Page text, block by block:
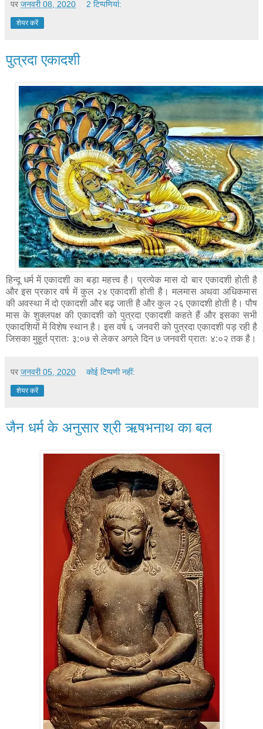
पर जनवरी 08, 2020 2 टिप्‍पणियां:
शेयर करें
पुत्रदा एकादशी
हिन्दू धर्म में एकादशी का बड़ा महत्त्व है। प्रत्येक मास दो बार एकादशी होती है
और इस प्रकार वर्ष में कुल २४ एकादशी होती है। मलमास अथवा अधिकमास
की अवस्था में दो एकादशी और बढ़ जाती है और कुल २६ एकादशी होती है। पौष
मास के शुक्लपक्ष की एकादशी को पुत्रदा एकादशी कहते हैं और इसका सभी
एकादशियों में विशेष स्थान है। इस वर्ष ६ जनवरी को पुत्रदा एकादशी पड़ रही है
जिसका मुहूर्त प्रातः ३:०७ से लेकर अगले दिन ७ जनवरी प्रातः ४:०२ तक है।
पर जनवरी 05, 2020 कोई टिप्पणी नहीं:
शेयर करें
जैन धर्म के अनुसार श्री ऋषभनाथ का बल